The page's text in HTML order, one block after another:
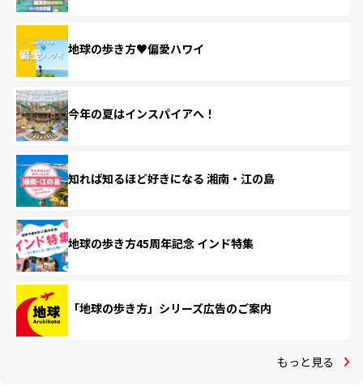
地球の歩き方♥偏愛ハワイ
今年の夏はインスパイアへ！
知れば知るほど好きになる 湘南・江の島
地球の歩き方45周年記念 インド特集
「地球の歩き方」シリーズ広告のご案内
もっと見る